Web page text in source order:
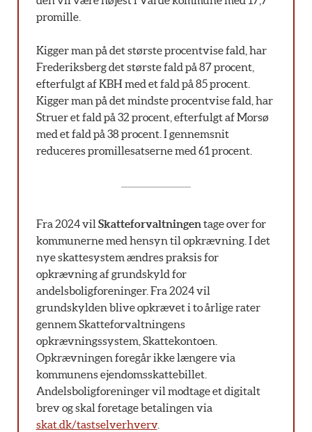
promille.
Kigger man på det største procentvise fald, har
Frederiksberg det største fald på 87 procent,
efterfulgt af KBH med et fald på 85 procent.
Kigger man på det mindste procentvise fald, har
Struer et fald på 32 procent, efterfulgt af Morsø
med et fald på 38 procent. I gennemsnit
reduceres promillesatserne med 61 procent.
Fra 2024 vil Skatteforvaltningen tage over for
kommunerne med hensyn til opkrævning. I det
nye skattesystem ændres praksis for
opkrævning af grundskyld for
andelsboligforeninger. Fra 2024 vil
grundskylden blive opkrævet i to årlige rater
gennem Skatteforvaltningens
opkrævningssystem, Skattekontoen.
Opkrævningen foregår ikke længere via
kommunens ejendomsskattebillet.
Andelsboligforeninger vil modtage et digitalt
brev og skal foretage betalingen via
skat.dk/tastselverhverv.